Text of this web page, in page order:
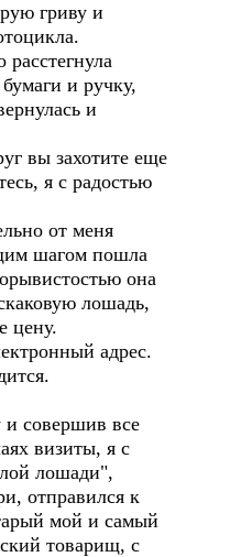
гриву и
и ручку,
и
вы захотите еще
я с радостью
от меня
шагом пошла
она
лошадь,
цену.
адрес.
совершив все
визиты, я с
лошади",
отправился к
мой и самый
товарищ, с